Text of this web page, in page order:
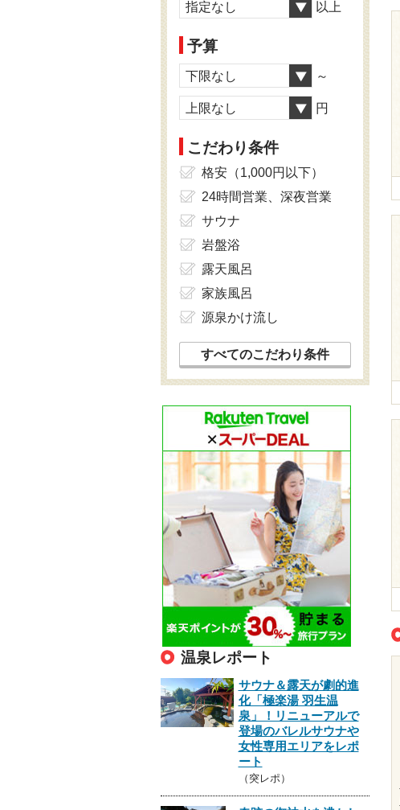
指定なし 以上
予算
下限なし ～
上限なし 円
こだわり条件
格安（1,000円以下）
24時間営業、深夜営業
サウナ
岩盤浴
露天風呂
家族風呂
源泉かけ流し
すべてのこだわり条件
温泉レポート
サウナ＆露天が劇的進
化「極楽湯 羽生温
泉」！リニューアルで
登場のバレルサウナや
女性専用エリアをレポ
ート
（突レポ）